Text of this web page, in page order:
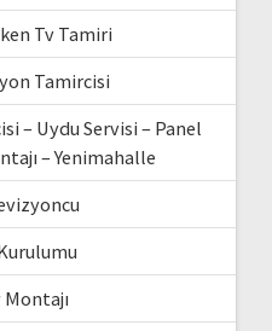
Tv Tamiri
Tamircisi
– Uydu Servisi – Panel
– Yenimahalle
Montajı